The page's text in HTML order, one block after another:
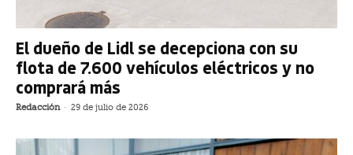
El dueño de Lidl se decepciona con su
flota de 7.600 vehículos eléctricos y no
comprará más
Redacción - 29 de julio de 2026